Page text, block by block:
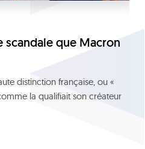
scandale que Macron
distinction française, ou «
la qualifiait son créateur